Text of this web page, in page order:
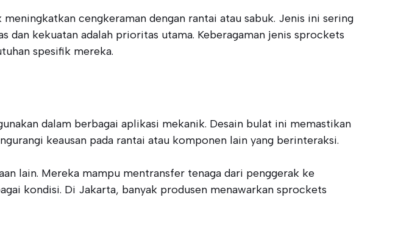
cengkeraman dengan rantai atau sabuk. Jenis ini sering
kekuatan adalah prioritas utama. Keberagaman jenis sprockets
spesifik mereka.
dalam berbagai aplikasi mekanik. Desain bulat ini memastikan
keausan pada rantai atau komponen lain yang berinteraksi.
lain. Mereka mampu mentransfer tenaga dari penggerak ke
kondisi. Di Jakarta, banyak produsen menawarkan sprockets